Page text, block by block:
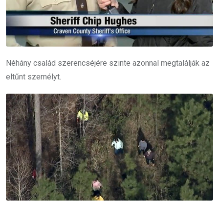
Néhány család szerencséjére szinte azonnal megtalálják az
eltűnt személyt.